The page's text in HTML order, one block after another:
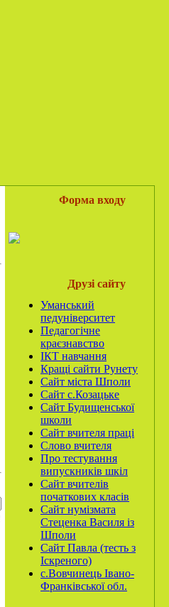
Форма входу
Друзі сайту
Уманський
педуніверситет
Педагогічне
краєзнавство
ІКТ навчання
Кращі сайти Рунету
Сайт міста Шполи
Сайт с.Козацьке
Сайт Будищенської
школи
Сайт вчителя праці
Слово вчителя
Про тестування
випускників шкіл
Сайт вчителів
початкових класів
Сайт нумізмата
Стеценка Василя із
Шполи
Сайт Павла (тесть з
Іскреного)
с.Вовчинець Івано-
Франківської обл.